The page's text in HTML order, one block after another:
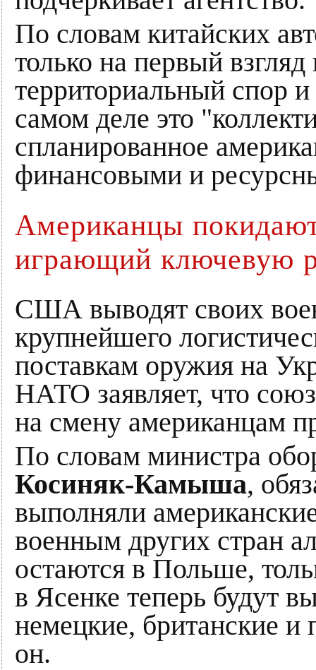
По словам китайских
только на первый взгляд
территориальный спор
самом деле это
спланированное
финансовыми и
Американцы
играющий ключевую
США выводят своих
крупнейшего
поставкам оружия на
НАТО заявляет, что
на смену американцам
По словам министра
Косиняк-Камыша,
выполняли
военным других стран
остаются в Польше,
в Ясенке теперь будут
немецкие, британские и
он.